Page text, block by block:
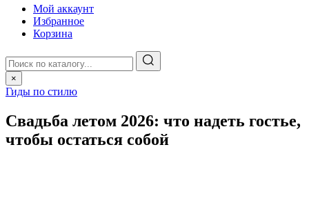
Мой аккаунт
Избранное
Корзина
×
Гиды по стилю
Свадьба летом 2026: что надеть гостье,
чтобы остаться собой